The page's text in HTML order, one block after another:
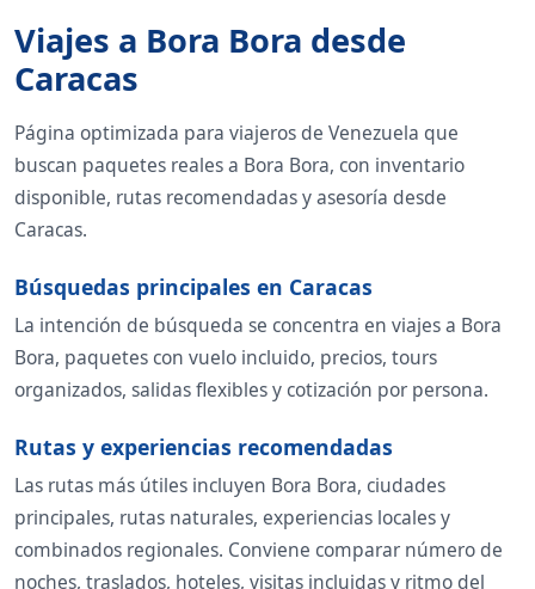
Viajes a Bora Bora desde
Caracas
Página optimizada para viajeros de Venezuela que
buscan paquetes reales a Bora Bora, con inventario
disponible, rutas recomendadas y asesoría desde
Caracas.
Búsquedas principales en Caracas
La intención de búsqueda se concentra en viajes a Bora
Bora, paquetes con vuelo incluido, precios, tours
organizados, salidas flexibles y cotización por persona.
Rutas y experiencias recomendadas
Las rutas más útiles incluyen Bora Bora, ciudades
principales, rutas naturales, experiencias locales y
combinados regionales. Conviene comparar número de
noches, traslados, hoteles, visitas incluidas y ritmo del